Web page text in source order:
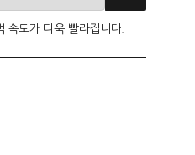
속도가 더욱 빨라집니다.